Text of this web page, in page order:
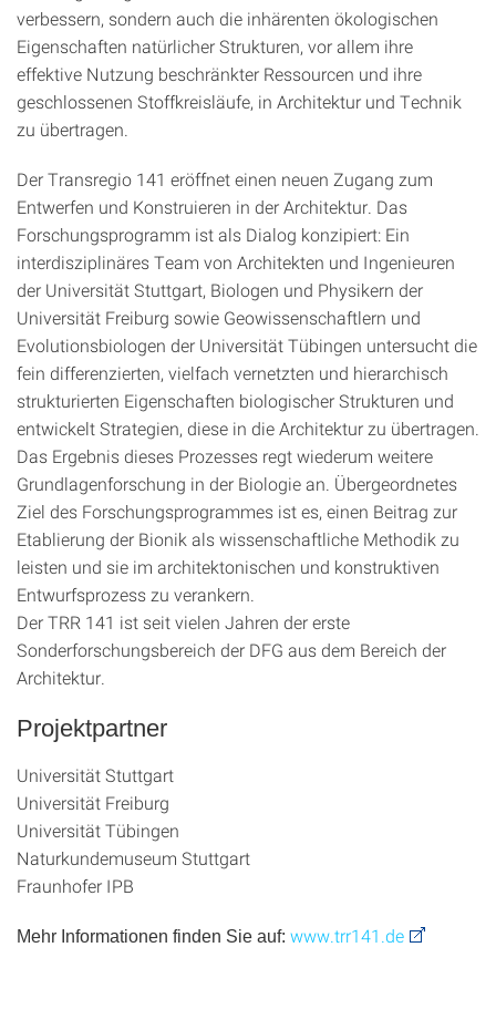
verbessern, sondern auch die inhärenten ökologischen
Eigenschaften natürlicher Strukturen, vor allem ihre
effektive Nutzung beschränkter Ressourcen und ihre
geschlossenen Stoffkreisläufe, in Architektur und Technik
zu übertragen.
Der Transregio 141 eröffnet einen neuen Zugang zum
Entwerfen und Konstruieren in der Architektur. Das
Forschungsprogramm ist als Dialog konzipiert: Ein
interdisziplinäres Team von Architekten und Ingenieuren
der Universität Stuttgart, Biologen und Physikern der
Universität Freiburg sowie Geowissenschaftlern und
Evolutionsbiologen der Universität Tübingen untersucht die
fein differenzierten, vielfach vernetzten und hierarchisch
strukturierten Eigenschaften biologischer Strukturen und
entwickelt Strategien, diese in die Architektur zu übertragen.
Das Ergebnis dieses Prozesses regt wiederum weitere
Grundlagenforschung in der Biologie an. Übergeordnetes
Ziel des Forschungsprogrammes ist es, einen Beitrag zur
Etablierung der Bionik als wissenschaftliche Methodik zu
leisten und sie im architektonischen und konstruktiven
Entwurfsprozess zu verankern.
Der TRR 141 ist seit vielen Jahren der erste
Sonderforschungsbereich der DFG aus dem Bereich der
Architektur.
Projektpartner
Universität Stuttgart
Universität Freiburg
Universität Tübingen
Naturkundemuseum Stuttgart
Fraunhofer IPB
Mehr Informationen finden Sie auf: www.trr141.de